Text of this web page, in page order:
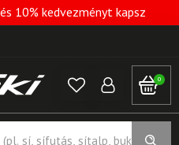
10% kedvezményt kapsz
0